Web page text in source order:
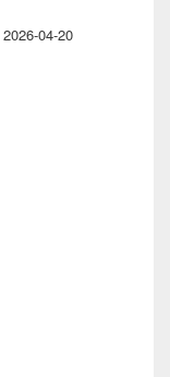
2026-04-20